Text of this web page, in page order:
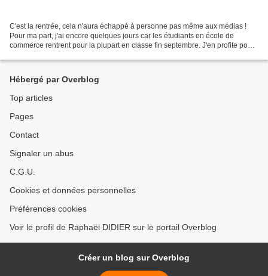
C'est la rentrée, cela n'aura échappé à personne pas même aux médias !
Pour ma part, j'ai encore quelques jours car les étudiants en école de
commerce rentrent pour la plupart en classe fin septembre. J'en profite pour
Hébergé par Overblog
Top articles
Pages
Contact
Signaler un abus
C.G.U.
Cookies et données personnelles
Préférences cookies
Voir le profil de Raphaël DIDIER sur le portail Overblog
Créer un blog sur Overblog